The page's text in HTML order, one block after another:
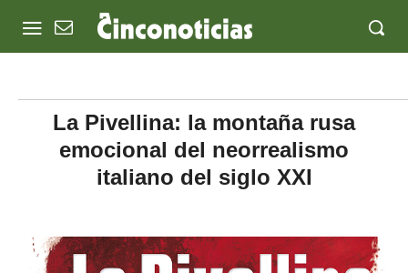
La Pivellina: la montaña rusa
emocional del neorrealismo
italiano del siglo XXI